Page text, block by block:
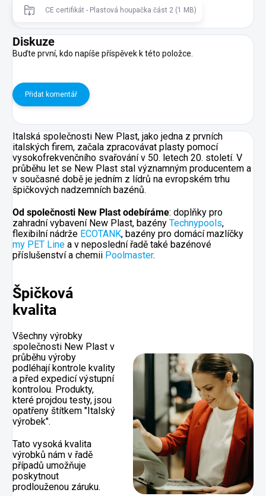
CE certifikát - Plastová houpačka část 2 (1 MB)
Diskuze
Buďte první, kdo napíše příspěvek k této položce.
Přidat komentář
Italská společnosti New Plast, jako jedna z prvních
italských firem, začala zpracovávat plasty pomocí
vysokofrekvenčního svařování v 50. letech 20. století. V
průběhu let se New Plast stal významným producentem a
v současné době je jedním z lídrů na evropském trhu
špičkových nadzemních bazénů.
Od společnosti New Plast odebíráme: doplňky pro
zahradní vybavení New Plast, bazény Technypools,
flexibilní nádrže ECOTANK, bazény pro domácí mazlíčky
my PET Line a v neposlední řadě také bazénové
příslušenství a chemii Poolmaster.
Špičková
kvalita
Všechny výrobky
společnosti New Plast v
průběhu výroby
podléhají kontrole kvality
a před expedicí výstupní
kontrolou. Produkty,
které projdou testy, jsou
opatřeny štítkem "Italský
výrobek".
Tato vysoká kvalita
výrobků nám v řadě
případů umožňuje
poskytnout
prodlouženou záruku.